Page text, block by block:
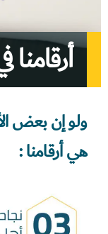
أرقامنا في
ولو إن بعض
هي أرقامنا :